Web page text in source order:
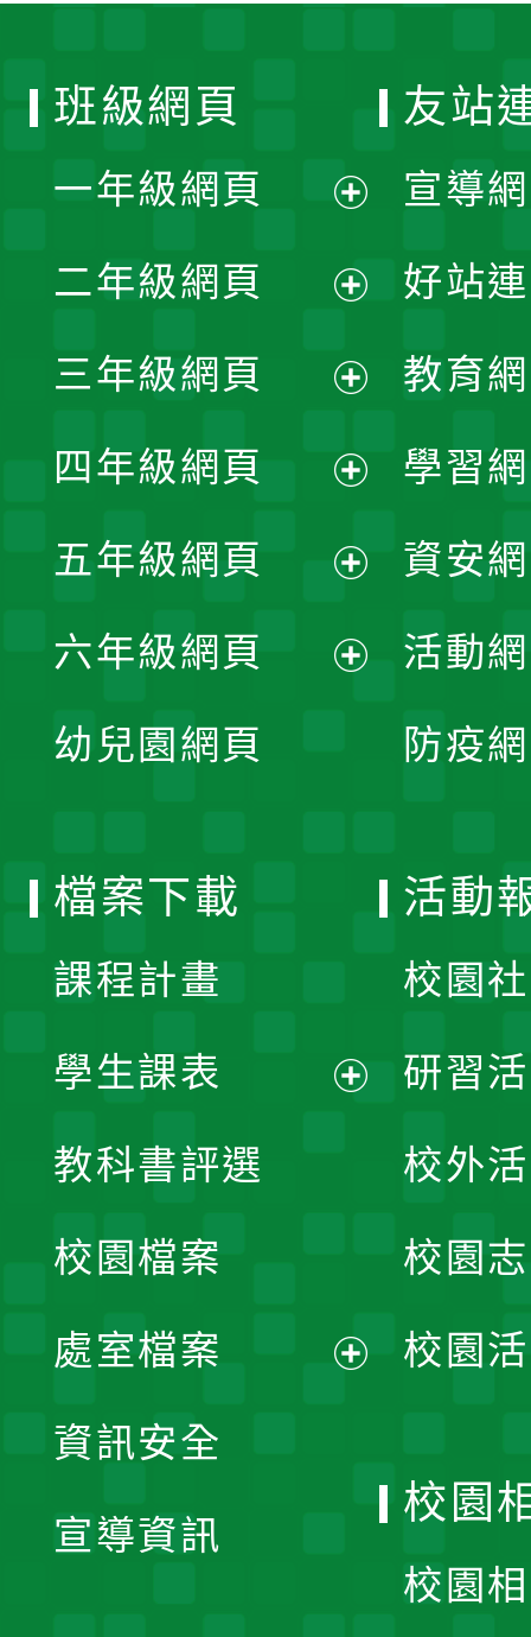
班級網頁
一年級網頁
開
選
單
二年級網頁
開
選
單
三年級網頁
開
選
單
四年級網頁
開
選
五年級網頁
開
六年級網頁
幼兒園網頁
友站
宣導
好站
教育
學習
資安
活動
防疫
檔案下載
課程計畫
學生課表
單
教科書評選
校園檔案
處室檔案
資訊安全
宣導資訊
活動
校園
研習
校外
校園
校園
校園
校園